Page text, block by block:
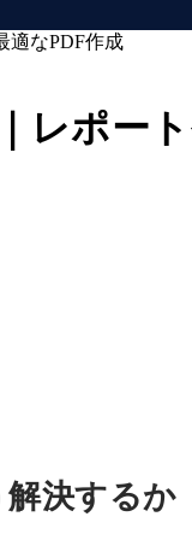
適なPDF作成
レポー
決するか